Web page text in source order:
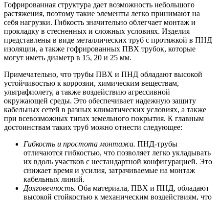
Гофрированная структура дает возможность небольшого
растяжения, поэтому такие элементы легко принимают на
себя нагрузки. Гибкость значительно облегчает монтаж и
прокладку в стесненных и сложных условиях. Изделия
представлены в виде металлических труб с протяжкой в ПНД
изоляции, а также гофрированных ПВХ трубок, которые
могут иметь диаметр в 15, 20 и 25 мм.
Примечательно, что трубы ПВХ и ПНД обладают высокой
устойчивостью к коррозии, химическим веществам,
ультрафиолету, а также воздействию агрессивной
окружающей среды. Это обеспечивает надежную защиту
кабельных сетей в разных климатических условиях, а также
при всевозможных типах земельного покрытия. К главным
достоинствам таких труб можно отнести следующее:
Гибкость и простота монтажа. ПНД-трубы
отличаются гибкостью, что позволяет легко укладывать
их вдоль участков с нестандартной конфигурацией. Это
снижает время и усилия, затрачиваемые на монтаж
кабельных линий.
Долговечность. Оба материала, ПВХ и ПНД, обладают
высокой стойкостью к механическим воздействиям, что